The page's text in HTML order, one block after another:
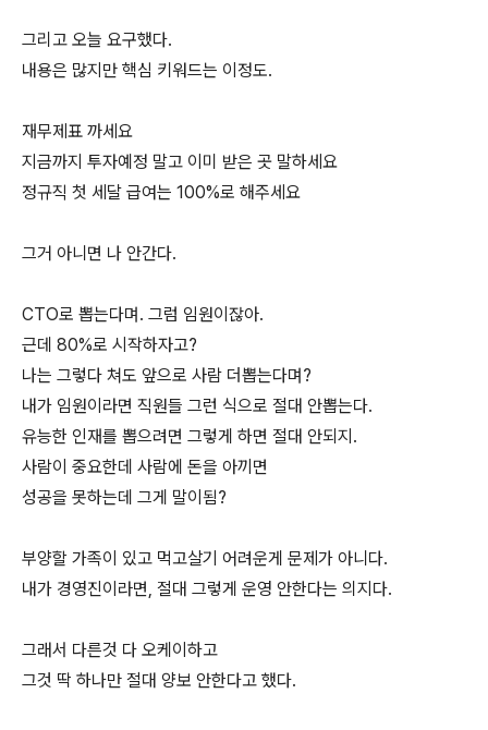
그리고 오늘 요구했다.
내용은 많지만 핵심 키워드는 이정도.
재무제표 까세요
지금까지 투자예정 말고 이미 받은 곳 말하세요
정규직 첫 세달 급여는 100%로 해주세요
그거 아니면 나 안간다.
CTO로 뽑는다며. 그럼 임원이잖아.
근데 80%로 시작하자고?
나는 그렇다 쳐도 앞으로 사람 더뽑는다며?
내가 임원이라면 직원들 그런 식으로 절대 안뽑는다.
유능한 인재를 뽑으려면 그렇게 하면 절대 안되지.
사람이 중요한데 사람에 돈을 아끼면
성공을 못하는데 그게 말이됨?
부양할 가족이 있고 먹고살기 어려운게 문제가 아니다.
내가 경영진이라면, 절대 그렇게 운영 안한다는 의지다.
그래서 다른것 다 오케이하고
그것 딱 하나만 절대 양보 안한다고 했다.